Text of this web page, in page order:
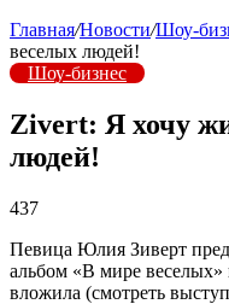
Главная/Новости/Шоу-
веселых людей!
Шоу-бизнес
Zivert: Я хочу
людей!
437
Певица Юлия Зиверт
альбом «В мире веселых»
вложила (смотреть